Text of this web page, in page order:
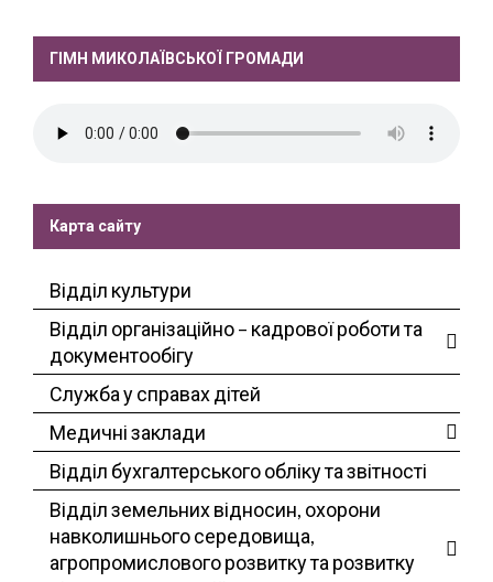
ГІМН МИКОЛАЇВСЬКОЇ ГРОМАДИ
Карта сайту
Відділ культури
Відділ організаційно – кадрової роботи та
документообігу
Служба у справах дітей
Медичні заклади
Відділ бухгалтерського обліку та звітності
Відділ земельних відносин, охорони
навколишнього середовища,
агропромислового розвитку та розвитку